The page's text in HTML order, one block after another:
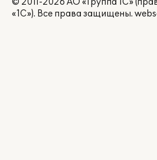
© 2011-2026 АО «Группа 1С»
«1С»). Все права защищены.